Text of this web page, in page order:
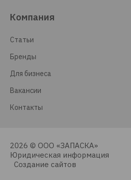
Компания
Статьи
Бренды
Для бизнеса
Вакансии
Контакты
2026 © ООО «ЗАПАСКА»
Юридическая информация
Создание сайтов